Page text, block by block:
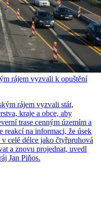
rájem vyzvali k opuštění
rájem vyzvali stát,
kraje a obce, aby
trase cenným územím a
reakcí na informaci, že úsek
celé délce jako čtyřpruhová
a znovu projednat, uvedl
Jan Piňos.